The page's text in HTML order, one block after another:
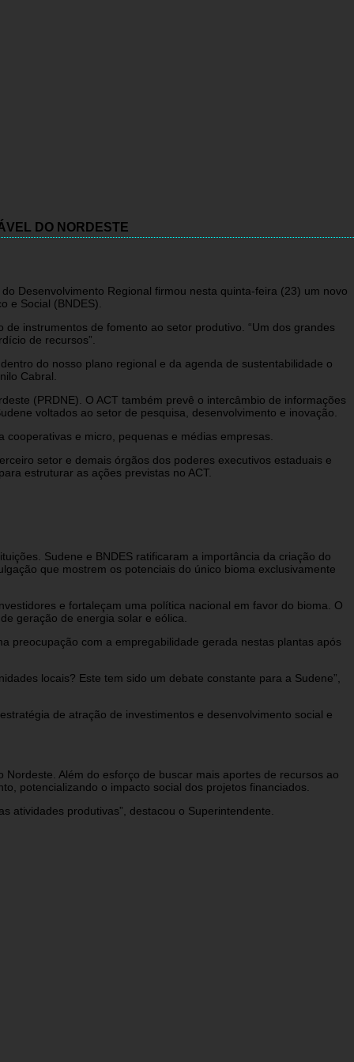
DO NORDESTE
Desenvolvimento Regional firmou nesta quinta-feira (23) um novo
e Social (BNDES).
instrumentos de fomento ao setor produtivo. “Um dos grandes
de recursos”.
do nosso plano regional e da agenda de sustentabilidade o
Cabral.
(PRDNE). O ACT também prevê o intercâmbio de informações
voltados ao setor de pesquisa, desenvolvimento e inovação.
e micro, pequenas e médias empresas.
setor e demais órgãos dos poderes executivos estaduais e
estruturar as ações previstas no ACT.
Sudene e BNDES ratificaram a importância da criação do
que mostrem os potenciais do único bioma exclusivamente
e fortaleçam uma política nacional em favor do bioma. O
geração de energia solar e eólica.
preocupação com a empregabilidade gerada nestas plantas após
locais? Este tem sido um debate constante para a Sudene”,
de atração de investimentos e desenvolvimento social e
Além do esforço de buscar mais aportes de recursos ao
potencializando o impacto social dos projetos financiados.
produtivas”, destacou o Superintendente.